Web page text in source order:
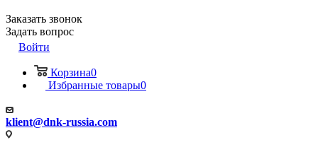
Заказать звонок
Задать вопрос
Войти
Корзина0
Избранные товары0
klient@dnk-russia.com